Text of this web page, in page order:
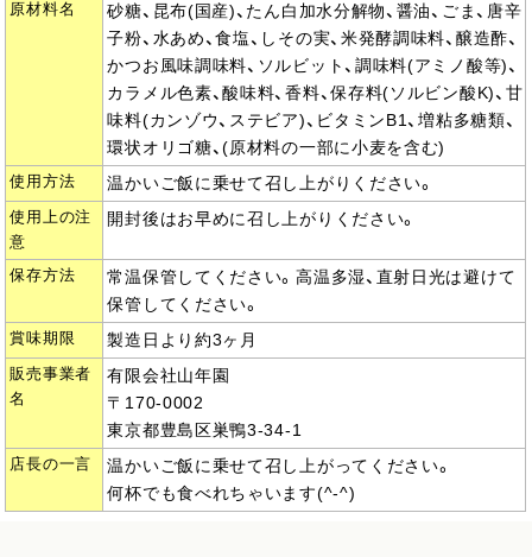
原材料名
砂糖、昆布(国産)、たん白加水分解物、醤油、ごま、唐辛
子粉、水あめ、食塩、しその実、米発酵調味料、醸造酢、
かつお風味調味料、ソルビット、調味料(アミノ酸等)、
カラメル色素、酸味料、香料、保存料(ソルビン酸K)、甘
味料(カンゾウ、ステビア)、ビタミンB1、増粘多糖類、
環状オリゴ糖、(原材料の一部に小麦を含む)
使用方法 温かいご飯に乗せて召し上がりください。
使用上の注
意
開封後はお早めに召し上がりください。
保存方法
常温保管してください。高温多湿、直射日光は避けて
保管してください。
賞味期限 製造日より約3ヶ月
販売事業者
名
有限会社山年園
〒170-0002
東京都豊島区巣鴨3-34-1
店長の一言
温かいご飯に乗せて召し上がってください。
何杯でも食べれちゃいます(^-^)